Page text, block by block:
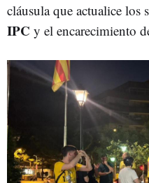
cláusula que actualice los
IPC y el encarecimiento